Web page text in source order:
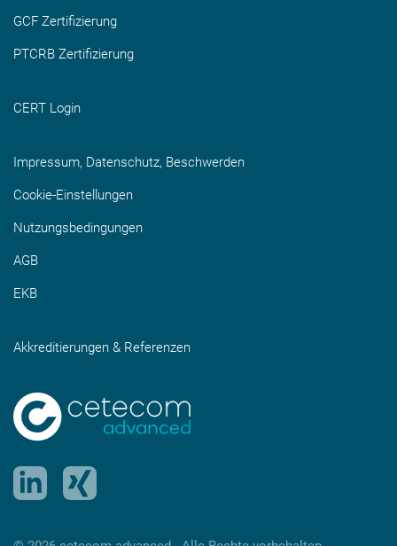
GCF Zertifizierung
PTCRB Zertifizierung
CERT Login
Impressum, Datenschutz, Beschwerden
Cookie-Einstellungen
Nutzungsbedingungen
AGB
EKB
Akkreditierungen & Referenzen